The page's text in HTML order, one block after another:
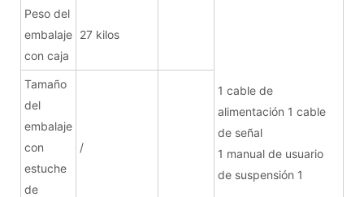
1 cable de
alimentación 1 cable
de señal
1 manual de usuario
de suspensión 1
Peso del
embalaje
con caja
27 kilos
Tamaño
del
embalaje
con
estuche
de
/